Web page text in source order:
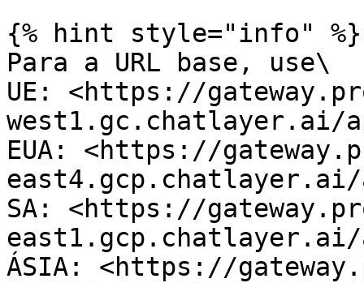
{% hint style="info" %}
Para a URL base, use\
UE: <https://
west1.gc.chatlayer.ai/
EUA: <https://
SA: <https://
ÁSIA: <https://